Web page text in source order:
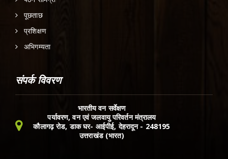
पूछताछ
प्रशिक्षण
अभिगम्यता
संपर्क विवरण
भारतीय वन सर्वेक्षण
पर्यावरण, वन एवं जलवायु परिवर्तन मंत्रालय
कौलागढ़ रोड, डाक घर- आईपीई, देहरादून - 248195
उत्तराखंड (भारत)